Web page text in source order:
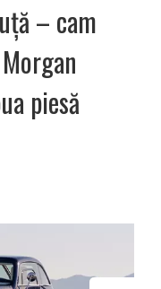
– cam
piesă